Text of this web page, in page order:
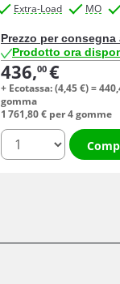
Extra-Load
MO
Prezzo per consegna
Prodotto ora
436,00 €
+ Ecotassa: (4,45€) =440,
gomma
1 761,80€ per 4 gomme
quantità